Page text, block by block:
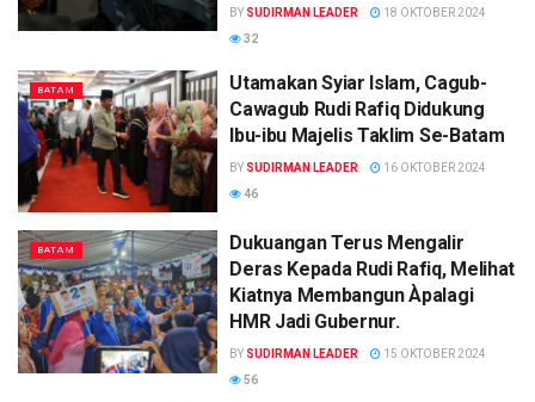
BY SUDIRMAN LEADER
18 OKTOBER 2024
32
BATAM
Utamakan Syiar Islam, Cagub-
Cawagub Rudi Rafiq Didukung
Ibu-ibu Majelis Taklim Se-Batam
BY SUDIRMAN LEADER
16 OKTOBER 2024
46
BATAM
Dukuangan Terus Mengalir
Deras Kepada Rudi Rafiq, Melihat
Kiatnya Membangun Àpalagi
HMR Jadi Gubernur.
BY SUDIRMAN LEADER
15 OKTOBER 2024
56